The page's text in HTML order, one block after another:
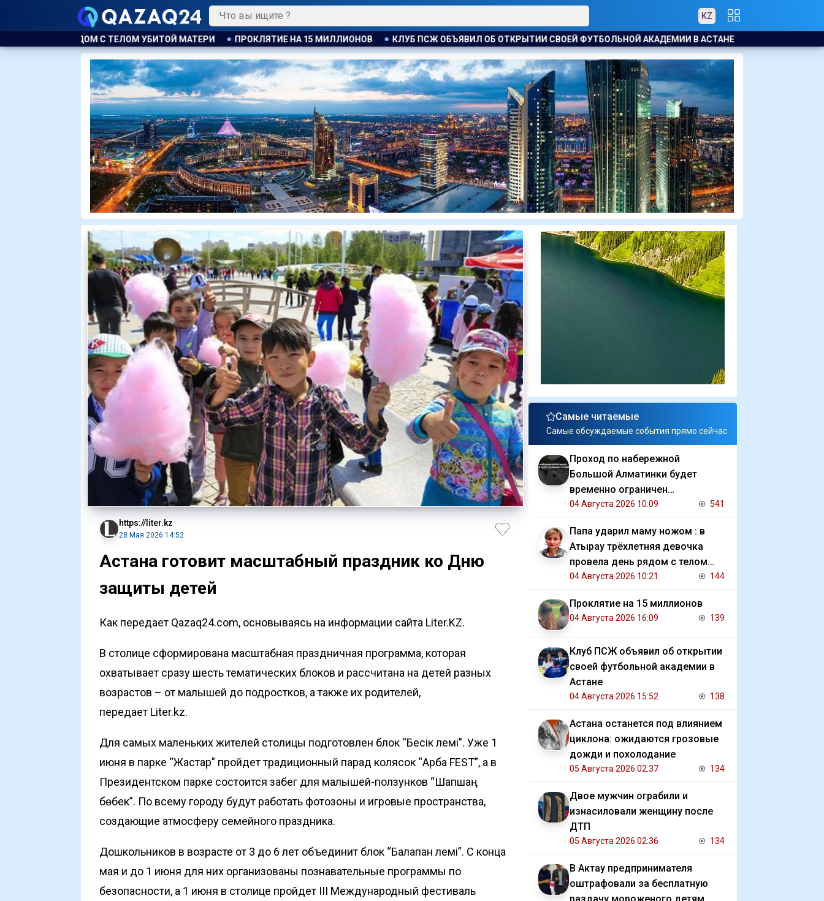
KZ
УБИТОЙ МАТЕРИ ПРОКЛЯТИЕ НА 15 МИЛЛИОНОВ КЛУБ ПСЖ ОБЪЯВИЛ ОБ ОТКРЫТИИ СВОЕЙ ФУТБОЛЬНОЙ АКАДЕМИИ В АСТАНЕ АСТАНА ОСТАНЕТСЯ ПОД ВЛИЯНИЕМ
https://liter.kz
28 Мая 2026 14:52
Астана готовит масштабный праздник ко Дню
защиты детей
Как передает Qazaq24.com, основываясь на информации сайта Liter.KZ.
В столице сформирована масштабная праздничная программа, которая
охватывает сразу шесть тематических блоков и рассчитана на детей разных
возрастов – от малышей до подростков, а также их родителей,
передает Liter.kz.
Для самых маленьких жителей столицы подготовлен блок “Бесік әлемі”. Уже 1
июня в парке “Жастар” пройдет традиционный парад колясок “Арба FEST”, а в
Президентском парке состоится забег для малышей-ползунков “Шапшаң
бөбек”. По всему городу будут работать фотозоны и игровые пространства,
создающие атмосферу семейного праздника.
Дошкольников в возрасте от 3 до 6 лет объединит блок “Балапан әлемі”. С конца
мая и до 1 июня для них организованы познавательные программы по
безопасности, а 1 июня в столице пройдет III Международный фестиваль
Самые читаемые
Самые обсуждаемые события прямо сейчас
Проход по набережной
Большой Алматинки будет
временно ограничен
Аналитический интернет журнал
04 Августа 2026 10:09 541
Папа ударил маму ножом : в
Атырау трёхлетняя девочка
провела день рядом с телом
убитой матери
04 Августа 2026 10:21 144
Проклятие на 15 миллионов
04 Августа 2026 16:09 139
Клуб ПСЖ объявил об открытии
своей футбольной академии в
Астане
04 Августа 2026 15:52 138
Астана останется под влиянием
циклона: ожидаются грозовые
дожди и похолодание
05 Августа 2026 02:37 134
Двое мужчин ограбили и
изнасиловали женщину после
ДТП
05 Августа 2026 02:36 134
В Актау предпринимателя
оштрафовали за бесплатную